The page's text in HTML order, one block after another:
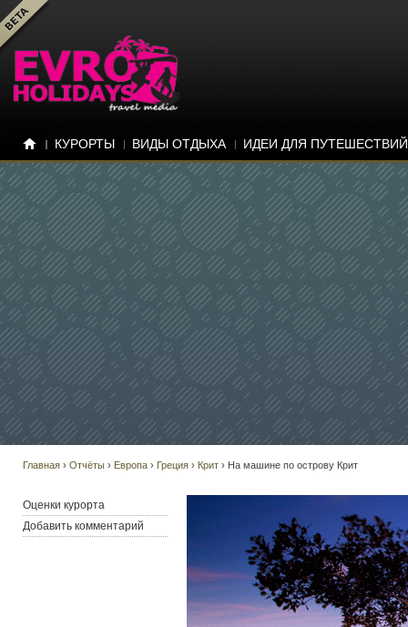
КУРОРТЫ ВИДЫ ОТДЫХА ИДЕИ ДЛЯ ПУТЕШЕСТВИЙ
Главная › Отчёты › Европа › Греция › Крит › На машине по острову Крит
Оценки курорта
Добавить комментарий